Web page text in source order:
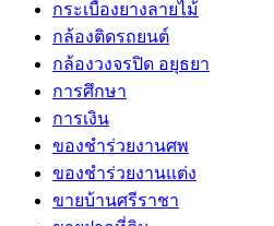
กระเบื้องยางลายไม้
กล้องติดรถยนต์
กล้องวงจรปิด อยุธยา
การศึกษา
การเงิน
ของชำร่วยงานศพ
ของชำร่วยงานแต่ง
ขายบ้านศรีราชา